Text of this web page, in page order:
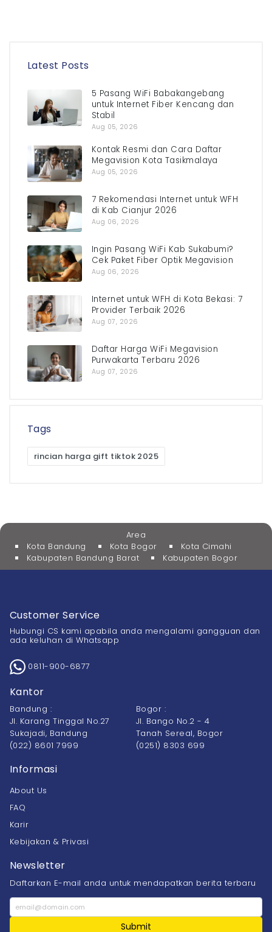
Latest Posts
5 Pasang WiFi Babakangebang
untuk Internet Fiber Kencang dan
Stabil
Aug 05, 2026
Kontak Resmi dan Cara Daftar
Megavision Kota Tasikmalaya
Aug 05, 2026
7 Rekomendasi Internet untuk WFH
di Kab Cianjur 2026
Aug 06, 2026
Ingin Pasang WiFi Kab Sukabumi?
Cek Paket Fiber Optik Megavision
Aug 06, 2026
Internet untuk WFH di Kota Bekasi: 7
Provider Terbaik 2026
Aug 07, 2026
Daftar Harga WiFi Megavision
Purwakarta Terbaru 2026
Aug 07, 2026
Tags
rincian harga gift tiktok 2025
Area
Kota Bandung
Kota Bogor
Kota Cimahi
Kabupaten Bandung Barat
Kabupaten Bogor
Customer Service
Hubungi CS kami apabila anda mengalami gangguan dan
ada keluhan di Whatsapp
0811-900-6877
Kantor
Bandung :
Jl. Karang Tinggal No.27
Sukajadi, Bandung
(022) 8601 7999
Bogor :
Jl. Bango No.2 - 4
Tanah Sereal, Bogor
(0251) 8303 699
Informasi
About Us
FAQ
Karir
Kebijakan & Privasi
Newsletter
Daftarkan E-mail anda untuk mendapatkan berita terbaru
Submit